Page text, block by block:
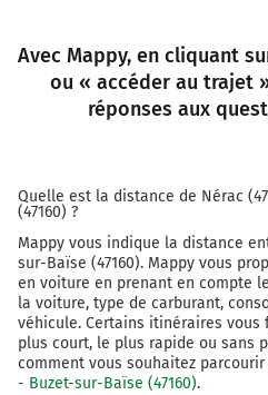
Avec Mappy, en cliquant
ou « accéder au trajet
réponses aux
Quelle est la distance de Nérac
(47160) ?
Mappy vous indique la distance
sur-Baïse (47160). Mappy vous
en voiture en prenant en compte
la voiture, type de carburant,
véhicule. Certains itinéraires
plus court, le plus rapide ou sans
comment vous souhaitez parcourir
- Buzet-sur-Baïse (47160).